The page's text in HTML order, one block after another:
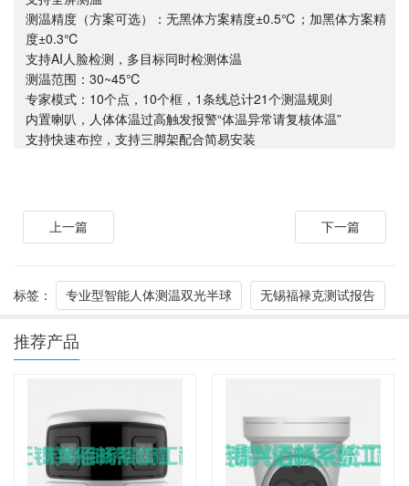
测温精度（方案可选）：无黑体方案精度±0.5℃；加黑体方案精
度±0.3℃
支持AI人脸检测，多目标同时检测体温
测温范围：30~45℃
专家模式：10个点，10个框，1条线总计21个测温规则
内置喇叭，人体体温过高触发报警“体温异常请复核体温”
支持快速布控，支持三脚架配合简易安装
上一篇 下一篇
标签： 专业型智能人体测温双光半球 无锡福禄克测试报告
推荐产品